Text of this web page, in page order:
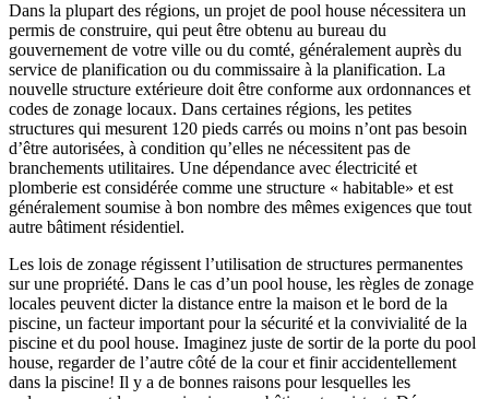
Dans la plupart des régions, un projet de pool house nécessitera un
permis de construire, qui peut être obtenu au bureau du
gouvernement de votre ville ou du comté, généralement auprès du
service de planification ou du commissaire à la planification. La
nouvelle structure extérieure doit être conforme aux ordonnances et
codes de zonage locaux. Dans certaines régions, les petites
structures qui mesurent 120 pieds carrés ou moins n’ont pas besoin
d’être autorisées, à condition qu’elles ne nécessitent pas de
branchements utilitaires. Une dépendance avec électricité et
plomberie est considérée comme une structure « habitable» et est
généralement soumise à bon nombre des mêmes exigences que tout
autre bâtiment résidentiel.
Les lois de zonage régissent l’utilisation de structures permanentes
sur une propriété. Dans le cas d’un pool house, les règles de zonage
locales peuvent dicter la distance entre la maison et le bord de la
piscine, un facteur important pour la sécurité et la convivialité de la
piscine et du pool house. Imaginez juste de sortir de la porte du pool
house, regarder de l’autre côté de la cour et finir accidentellement
dans la piscine! Il y a de bonnes raisons pour lesquelles les